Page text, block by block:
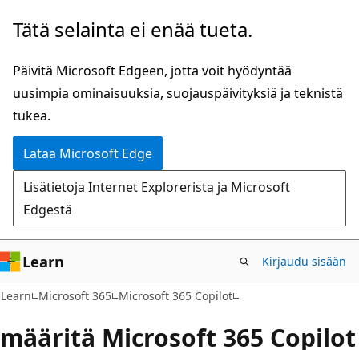
Siirry
Tätä selainta ei enää tueta.
Päivitä Microsoft Edgeen, jotta voit hyödyntää
uusimpia ominaisuuksia, suojauspäivityksiä ja teknistä
tukea.
Lataa Microsoft Edge
Lisätietoja Internet Explorerista ja Microsoft
Edgestä
Learn Kirjaudu sisään
Learn Microsoft 365 Microsoft 365 Copilot
määritä Microsoft 365 Copilot